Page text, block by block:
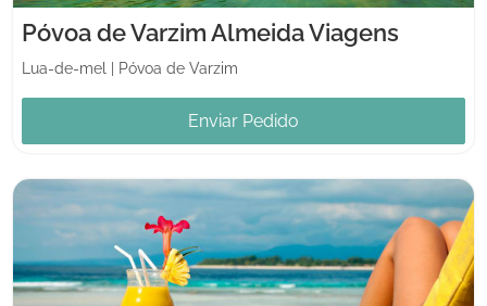
Póvoa de Varzim Almeida Viagens
Lua-de-mel Póvoa de Varzim
Enviar Pedido